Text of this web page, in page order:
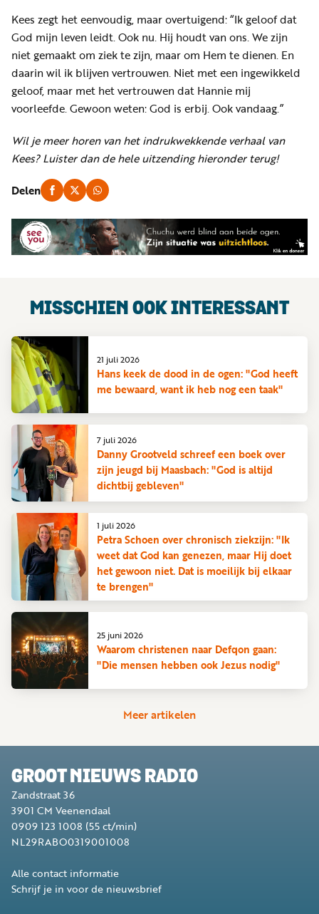
Kees zegt het eenvoudig, maar overtuigend: “Ik geloof dat
God mijn leven leidt. Ook nu. Hij houdt van ons. We zijn
niet gemaakt om ziek te zijn, maar om Hem te dienen. En
daarin wil ik blijven vertrouwen. Niet met een ingewikkeld
geloof, maar met het vertrouwen dat Hannie mij
voorleefde. Gewoon weten: God is erbij. Ook vandaag.”
Wil je meer horen van het indrukwekkende verhaal van
Kees? Luister dan de hele uitzending hieronder terug!
Delen
MISSCHIEN OOK INTERESSANT
Hans keek de dood in de ogen: "God heeft
me bewaard, want ik heb nog een taak"
21 juli 2026
Danny Grootveld schreef een boek over
zijn jeugd bij Maasbach: "God is altijd
dichtbij gebleven"
7 juli 2026
Petra Schoen over chronisch ziekzijn: "Ik
weet dat God kan genezen, maar Hij doet
het gewoon niet. Dat is moeilijk bij elkaar
te brengen"
1 juli 2026
Waarom christenen naar Defqon gaan:
"Die mensen hebben ook Jezus nodig"
25 juni 2026
Meer artikelen
GROOT NIEUWS RADIO
Zandstraat 36
3901 CM Veenendaal
0909 123 1008 (55 ct/min)
NL29RABO0319001008
Alle contact informatie
Schrijf je in voor de nieuwsbrief